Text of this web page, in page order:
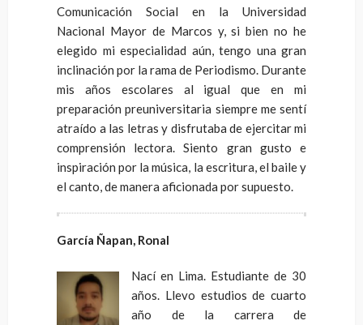
Comunicación Social en la Universidad
Nacional Mayor de Marcos y, si bien no he
elegido mi especialidad aún, tengo una gran
inclinación por la rama de Periodismo. Durante
mis años escolares al igual que en mi
preparación preuniversitaria siempre me sentí
atraído a las letras y disfrutaba de ejercitar mi
comprensión lectora. Siento gran gusto e
inspiración por la música, la escritura, el baile y
el canto, de manera aficionada por supuesto.
García Ñapan, Ronal
Nací en Lima. Estudiante de 30
años. Llevo estudios de cuarto
año de la carrera de